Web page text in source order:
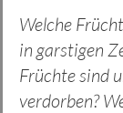
Welche
in garstigen
Früchte sind
verdorben?